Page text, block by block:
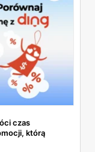
czas
którą